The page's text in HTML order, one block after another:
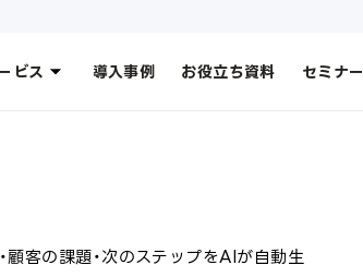
ビス 導入事例 お役立ち資料 セミナー
顧客の課題・次のステップをAIが自動生